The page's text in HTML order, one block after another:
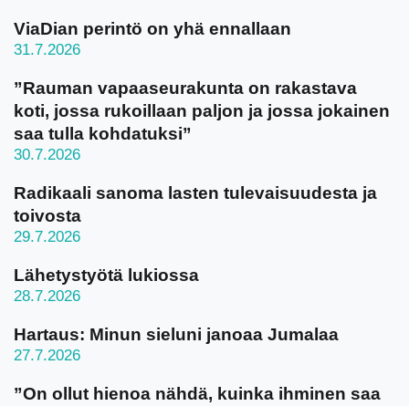
ViaDian perintö on yhä ennallaan
31.7.2026
”Rauman vapaaseurakunta on rakastava
koti, jossa rukoillaan paljon ja jossa jokainen
saa tulla kohdatuksi”
30.7.2026
Radikaali sanoma lasten tulevaisuudesta ja
toivosta
29.7.2026
Lähetystyötä lukiossa
28.7.2026
Hartaus: Minun sieluni janoaa Jumalaa
27.7.2026
”On ollut hienoa nähdä, kuinka ihminen saa